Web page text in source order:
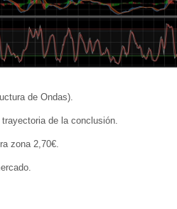
de Ondas).
de la conclusión.
zona 2,70€.